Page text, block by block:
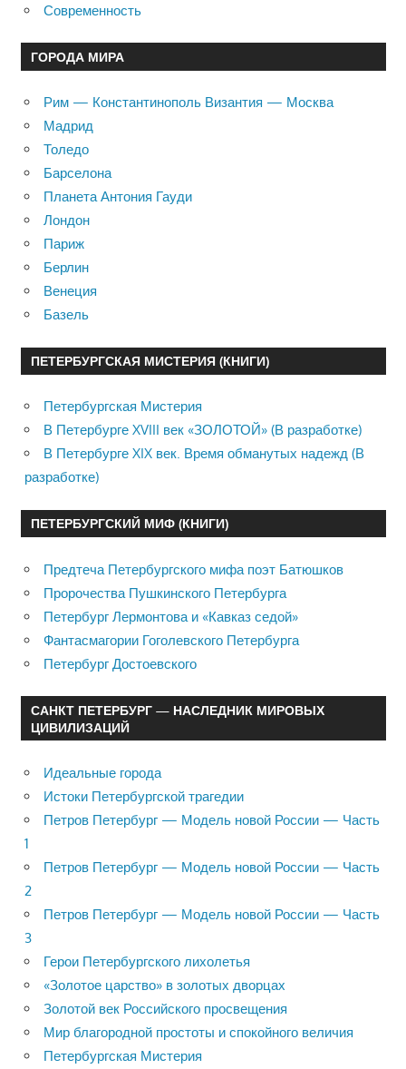
Современность
ГОРОДА МИРА
Рим — Константинополь Византия — Москва
Мадрид
Толедо
Барселона
Планета Антония Гауди
Лондон
Париж
Берлин
Венеция
Базель
ПЕТЕРБУРГСКАЯ МИСТЕРИЯ (КНИГИ)
Петербургская Мистерия
В Петербурге XVIII век «ЗОЛОТОЙ» (В разработке)
В Петербурге XIX век. Время обманутых надежд (В
разработке)
ПЕТЕРБУРГСКИЙ МИФ (КНИГИ)
Предтеча Петербургского мифа поэт Батюшков
Пророчества Пушкинского Петербурга
Петербург Лермонтова и «Кавказ седой»
Фантасмагории Гоголевского Петербурга
Петербург Достоевского
САНКТ ПЕТЕРБУРГ — НАСЛЕДНИК МИРОВЫХ
ЦИВИЛИЗАЦИЙ
Идеальные города
Истоки Петербургской трагедии
Петров Петербург — Модель новой России — Часть
1
Петров Петербург — Модель новой России — Часть
2
Петров Петербург — Модель новой России — Часть
3
Герои Петербургского лихолетья
«Золотое царство» в золотых дворцах
Золотой век Российского просвещения
Мир благородной простоты и спокойного величия
Петербургская Мистерия